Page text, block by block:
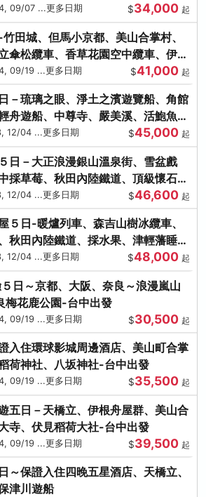
09/07 ...更多日期 $34,000 起
田城、但馬小京都、美山合掌村、
傘松纜車、香草花園空中纜車、伊勢
09/19 ...更多日期 $41,000 起
－琉璃之眼、淨土之濱遊覽船、角館
舟遊船、中尊寺、嚴美溪、活鮑魚
體驗
12/04 ...更多日期 $45,000 起
日－大正浪漫銀山溫泉街、雪盆戲
採草莓、秋田內陸鐵道、頂級懷石料
12/04 ...更多日期 $46,600 起
５日-暖爐列車、森吉山樹冰纜車、
秋田內陸鐵道、採水果、津輕藩睡魔
12/04 ...更多日期 $48,000 起
日～京都、大阪、奈良～浪漫嵐山
梅花鹿公園-台中出發
09/19 ...更多日期 $30,500 起
入住環球影城周邊酒店、美山町合掌
荷神社、八坂神社-台中出發
09/19 ...更多日期 $35,500 起
五日－天橋立、伊根舟屋群、美山合
寺、伏見稻荷大社-台中出發
09/19 ...更多日期 $39,500 起
～保證入住四晚五星酒店、天橋立、
津川遊船